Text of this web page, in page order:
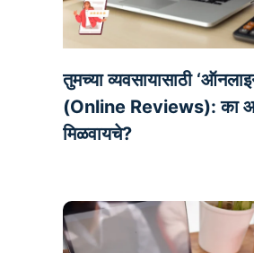
तुमच्या व्यवसायासाठी
(Online Reviews): का
मिळवायचे?